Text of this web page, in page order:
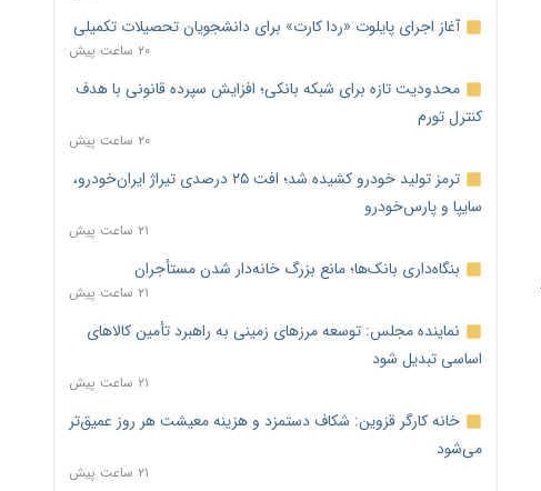
آغاز اجرای پایلوت «ردا کارت» برای دانشجویان تحصیلات تکمیلی
۲۰ ساعت پیش
محدودیت تازه برای شبکه بانکی؛ افزایش سپرده قانونی با هدف
کنترل تورم
۲۰ ساعت پیش
ترمز تولید خودرو کشیده شد؛ افت ۲۵ درصدی تیراژ ایران‌خودرو،
سایپا و پارس‌خودرو
۲۱ ساعت پیش
بنگاه‌داری بانک‌ها؛ مانع بزرگ خانه‌دار شدن مستأجران
۲۱ ساعت پیش
نماینده مجلس: توسعه مرزهای زمینی به راهبرد تأمین کالاهای
اساسی تبدیل شود
۲۱ ساعت پیش
خانه کارگر قزوین: شکاف دستمزد و هزینه معیشت هر روز عمیق‌تر
می‌شود
۲۱ ساعت پیش